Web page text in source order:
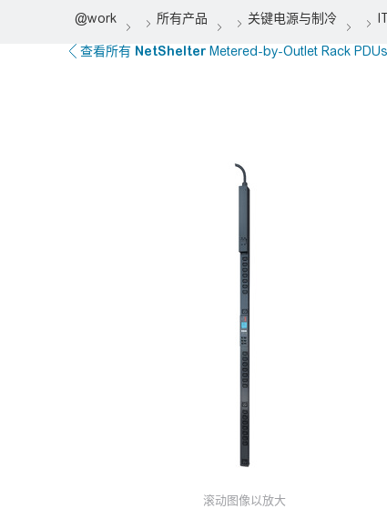
查看所有 NetShelter Metered-by-Outlet Rack PDUs
滚动图像以放大